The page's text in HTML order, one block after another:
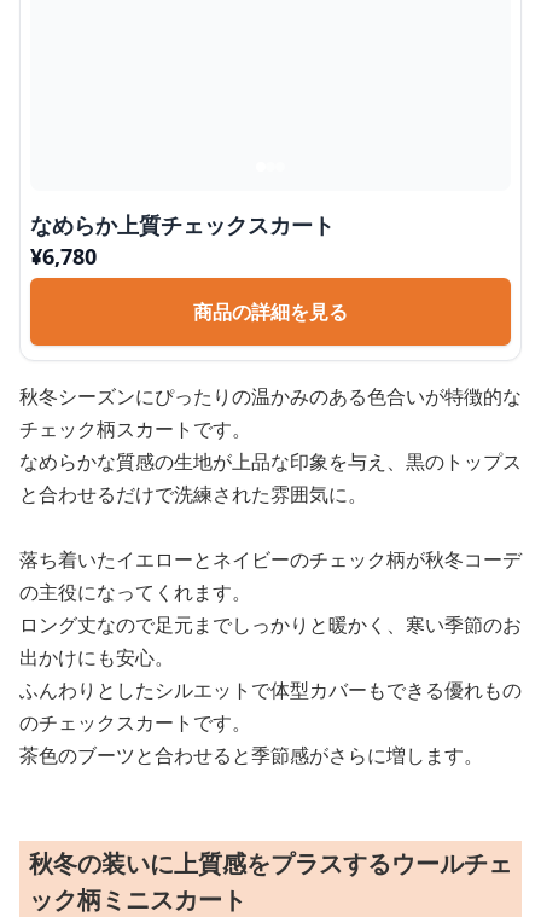
なめらか上質チェックスカート
¥6,780
商品の詳細を見る
秋冬シーズンにぴったりの温かみのある色合いが特徴的な
チェック柄スカートです。
なめらかな質感の生地が上品な印象を与え、黒のトップス
と合わせるだけで洗練された雰囲気に。
落ち着いたイエローとネイビーのチェック柄が秋冬コーデ
の主役になってくれます。
ロング丈なので足元までしっかりと暖かく、寒い季節のお
出かけにも安心。
ふんわりとしたシルエットで体型カバーもできる優れもの
のチェックスカートです。
茶色のブーツと合わせると季節感がさらに増します。
秋冬の装いに上質感をプラスするウールチェ
ック柄ミニスカート